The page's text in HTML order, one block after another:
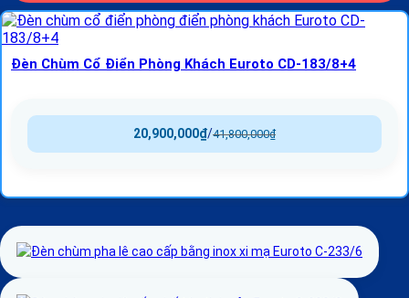
Đèn Chùm Cổ Điển Phòng Khách Euroto CD-183/8+4
41,800,000₫
/
20,900,000₫